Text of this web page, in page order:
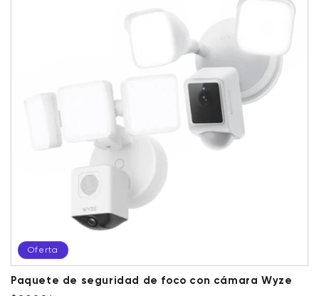
Oferta
Paquete de seguridad de foco con cámara Wyze